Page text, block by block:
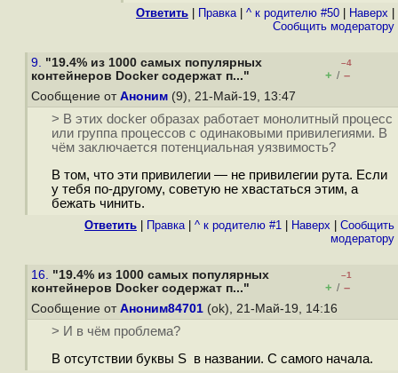
Ответить Правка| ^ к родителю #50 Наверх
Cообщить модератору
9. "19.4% из 1000 самых популярных
контейнеров Docker содержат п..."
–4
+ / –
Сообщение от Аноним (9), 21-Май-19, 13:47
> В этих docker образах работает монолитный процесс
или группа процессов с одинаковыми привилегиями. В
чём заключается потенциальная уязвимость?
В том, что эти привилегии — не привилегии рута. Если
у тебя по-другому, советую не хвастаться этим, а
бежать чинить.
Ответить Правка| ^ к родителю #1 Наверх
Cообщить
модератору
16. "19.4% из 1000 самых популярных
контейнеров Docker содержат п..."
–1
+ / –
Сообщение от Аноним84701 (ok), 21-Май-19, 14:16
> И в чём проблема?
В отсутствии буквы S в названии. С самого начала.